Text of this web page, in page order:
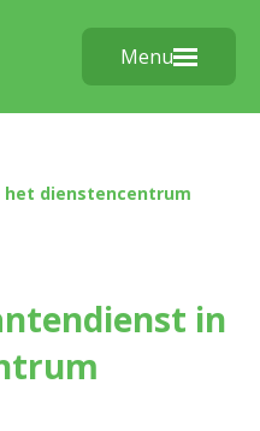
Menu
het dienstencentrum